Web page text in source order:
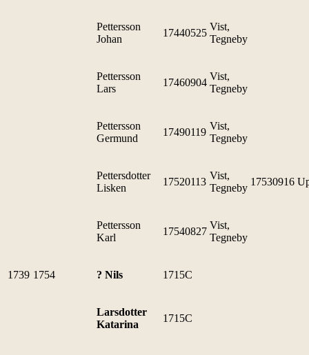
Pettersson
Johan
17440525
Vist,
Tegneby
Pettersson
Lars
17460904
Vist,
Tegneby
Pettersson
Germund
17490119
Vist,
Tegneby
Pettersdotter
Lisken
17520113
Vist,
Tegneby
17530916
Pettersson
Karl
17540827
Vist,
Tegneby
1739 1754 ? Nils 1715C
Larsdotter
Katarina
1715C